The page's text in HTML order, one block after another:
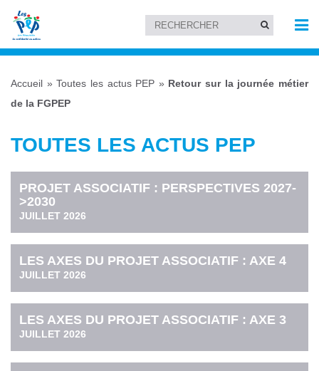
Accueil »Toutes les actus PEP » Retour sur la journée métier
de la FGPEP
TOUTES LES ACTUS PEP
PROJET ASSOCIATIF : PERSPECTIVES 2027-
>2030
JUILLET 2026
LES AXES DU PROJET ASSOCIATIF : AXE 4
JUILLET 2026
LES AXES DU PROJET ASSOCIATIF : AXE 3
JUILLET 2026